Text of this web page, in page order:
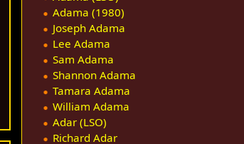
Adama (1980)
Joseph Adama
Lee Adama
Sam Adama
Shannon Adama
Tamara Adama
William Adama
Adar (LSO)
Richard Adar